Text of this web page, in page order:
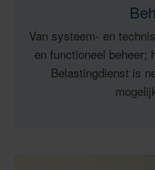
Van systeem- en
en functioneel beheer;
Belastingdienst is